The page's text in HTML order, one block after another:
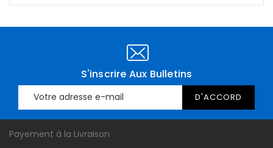
S'inscrire Aux Bulletins
Payement à la Livraison